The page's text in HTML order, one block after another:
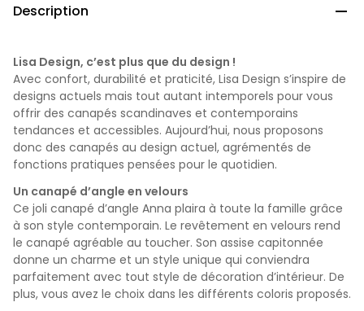
Description 
Lisa Design, c’est plus que du design !
Avec confort, durabilité et praticité, Lisa Design s’inspire de
designs actuels mais tout autant intemporels pour vous
offrir des canapés scandinaves et contemporains
tendances et accessibles. Aujourd’hui, nous proposons
donc des canapés au design actuel, agrémentés de
fonctions pratiques pensées pour le quotidien.
Un canapé d’angle en velours
Ce joli canapé d’angle Anna plaira à toute la famille grâce
à son style contemporain. Le revêtement en velours rend
le canapé agréable au toucher. Son assise capitonnée
donne un charme et un style unique qui conviendra
parfaitement avec tout style de décoration d’intérieur. De
plus, vous avez le choix dans les différents coloris proposés.